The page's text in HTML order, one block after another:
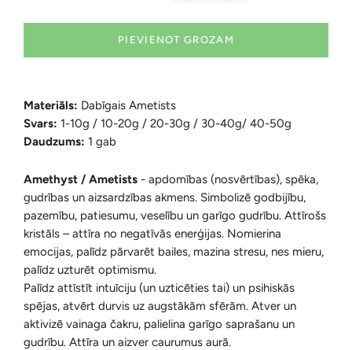
PIEVIENOT GROZAM
Materiāls: Dabīgais Ametists
Svars: 1-10g / 10-20g / 20-30g / 30-40g/ 40-50g
Daudzums: 1 gab
Amethyst / Ametists - apdomības (nosvērtības), spēka,
gudrības un aizsardzības akmens. Simbolizē godbijību,
pazemību, patiesumu, veselību un garīgo gudrību. Attīrošs
kristāls – attīra no negatīvās enerģijas. Nomierina
emocijas, palīdz pārvarēt bailes, mazina stresu, nes mieru,
palīdz uzturēt optimismu.
Palīdz attīstīt intuīciju (un uzticēties tai) un psihiskās
spējas, atvērt durvis uz augstākām sfērām. Atver un
aktivizē vainaga čakru, palielina garīgo saprašanu un
gudrību. Attīra un aizver caurumus aurā.